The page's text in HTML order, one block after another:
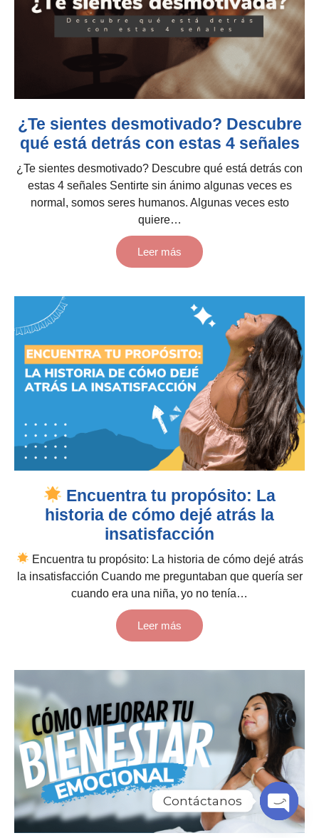
¿Te sientes desmotivado? Descubre
qué está detrás con estas 4 señales
¿Te sientes desmotivado? Descubre qué está detrás con
estas 4 señales Sentirte sin ánimo algunas veces es
normal, somos seres humanos. Algunas veces esto
quiere…
Leer más
Encuentra tu propósito: La
historia de cómo dejé atrás la
insatisfacción
Encuentra tu propósito: La historia de cómo dejé atrás
la insatisfacción Cuando me preguntaban que quería ser
cuando era una niña, yo no tenía…
Leer más
Contáctanos
Open